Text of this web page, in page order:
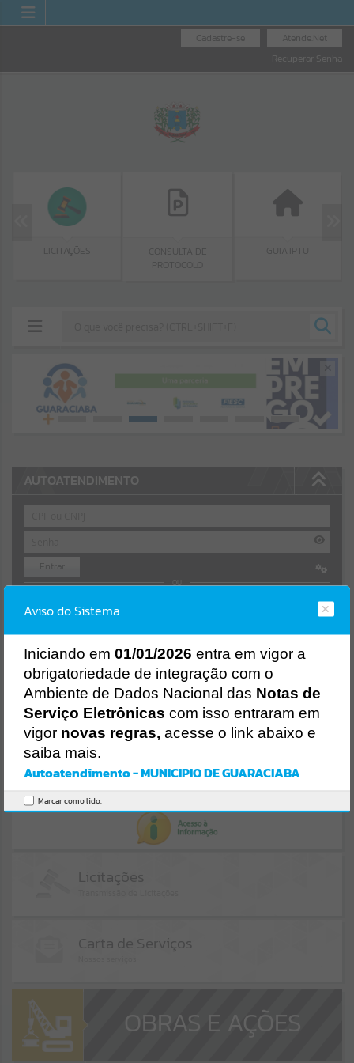
Atende.Net
Cadastre-se
Recuperar Senha
LICITAÇÕES
CONSULTA DE
PROTOCOLO
GUIA IPTU
Resultados para
Portais
NOTÍCIAS
SUBPORTAIS
SERVIÇOS
Por favor, aguarde...
EVENTOS
Por favor, aguarde...
PÁGINAS
Por favor, aguarde...
AUTOATENDIMENTO
Entrar
OU
ACESSAR SEM LOGIN
NOTA FISCAL ELETRÔNICA
ESCRITA FISCAL
PORTAL DA TRANSPARÊNCIA
OBRAS E AÇÕES
Aviso do Sistema
Iniciando em 01/01/2026 entra em vigor a
obrigatoriedade de integração com o
Ambiente de Dados Nacional das Notas de
Serviço Eletrônicas com isso entraram em
vigor novas regras, acesse o link abaixo e
saiba mais.
Autoatendimento - MUNICIPIO DE GUARACIABA
Marcar como lido.